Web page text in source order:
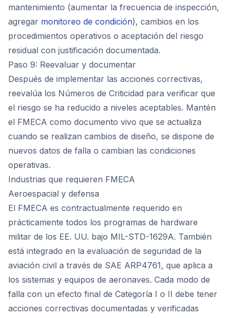
mantenimiento (aumentar la frecuencia de inspección,
agregar monitoreo de condición), cambios en los
procedimientos operativos o aceptación del riesgo
residual con justificación documentada.
Paso 9: Reevaluar y documentar
Después de implementar las acciones correctivas,
reevalúa los Números de Criticidad para verificar que
el riesgo se ha reducido a niveles aceptables. Mantén
el FMECA como documento vivo que se actualiza
cuando se realizan cambios de diseño, se dispone de
nuevos datos de falla o cambian las condiciones
operativas.
Industrias que requieren FMECA
Aeroespacial y defensa
El FMECA es contractualmente requerido en
prácticamente todos los programas de hardware
militar de los EE. UU. bajo MIL-STD-1629A. También
está integrado en la evaluación de seguridad de la
aviación civil a través de SAE ARP4761, que aplica a
los sistemas y equipos de aeronaves. Cada modo de
falla con un efecto final de Categoría I o II debe tener
acciones correctivas documentadas y verificadas